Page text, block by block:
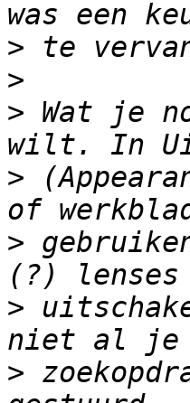
>
>
> Wat je
>
>
>
>